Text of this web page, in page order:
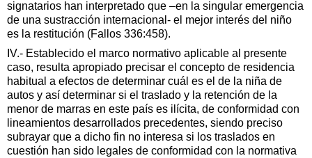
signatarios han interpretado que –en la singular emergencia
de una sustracción internacional- el mejor interés del niño
es la restitución (Fallos 336:458).
IV.- Establecido el marco normativo aplicable al presente
caso, resulta apropiado precisar el concepto de residencia
habitual a efectos de determinar cuál es el de la niña de
autos y así determinar si el traslado y la retención de la
menor de marras en este país es ilícita, de conformidad con
lineamientos desarrollados precedentes, siendo preciso
subrayar que a dicho fin no interesa si los traslados en
cuestión han sido legales de conformidad con la normativa